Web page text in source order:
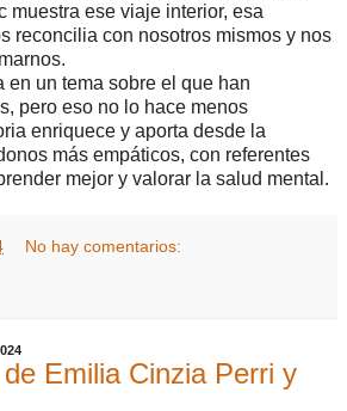
muestra ese viaje interior, esa
reconcilia con nosotros mismos y nos
en un tema sobre el que han
pero eso no lo hace menos
enriquece y aporta desde la
más empáticos, con referentes
mejor y valorar la salud mental.
No hay comentarios:
Emilia Cinzia Perri y